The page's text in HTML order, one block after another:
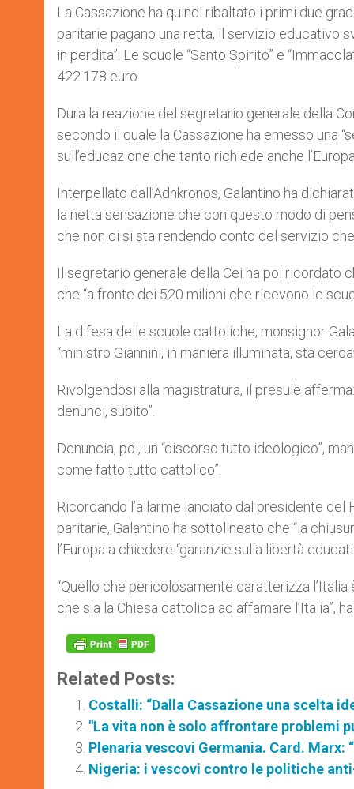
La Cassazione ha quindi ribaltato i primi due
paritarie pagano una retta, il servizio educativo
in perdita”. Le scuole “Santo Spirito” e
422.178 euro.
Dura la reazione del segretario generale della
secondo il quale la Cassazione ha emesso una
sull’educazione che tanto richiede anche
Interpellato dall’Adnkronos, Galantino ha
la netta sensazione che con questo modo di
che non ci si sta rendendo conto del servizio
Il segretario generale della Cei ha poi ricordato
che “a fronte dei 520 milioni che ricevono le
La difesa delle scuole cattoliche, monsignor
“ministro Giannini, in maniera illuminata, sta
Rivolgendosi alla magistratura, il presule
denunci, subito”.
Denuncia, poi, un “discorso tutto ideologico”,
come fatto tutto cattolico”.
Ricordando l’allarme lanciato dal presidente
paritarie, Galantino ha sottolineato che “la
l’Europa a chiedere “garanzie sulla libertà
“Quello che pericolosamente caratterizza
che sia la Chiesa cattolica ad affamare l’Italia”,
Related Posts:
Costalli: “Dalla Cassazione una scelta
"La vita non è solo affrontare problemi
Plenaria vescovi Germania. Card.
Nigeria: i vescovi contro le politiche